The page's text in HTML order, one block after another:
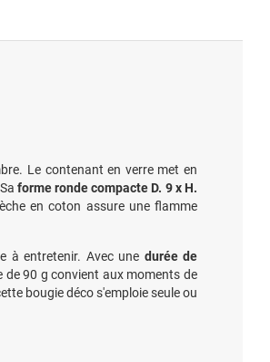
Le contenant en verre met en
forme ronde compacte D. 9 x H.
en coton assure une flamme
à entretenir. Avec une durée de
de 90 g convient aux moments de
bougie déco s'emploie seule ou